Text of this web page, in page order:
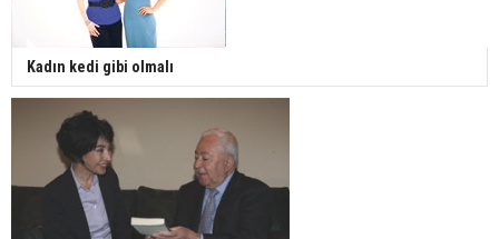
Kadın kedi gibi olmalı